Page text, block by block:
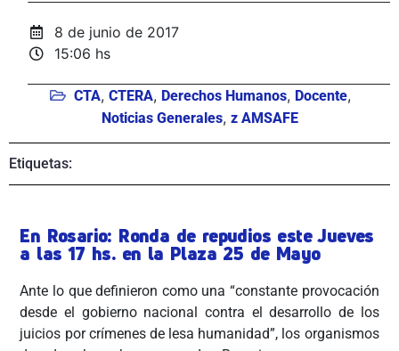
8 de junio de 2017
15:06 hs
CTA, CTERA, Derechos Humanos, Docente,
Noticias Generales, z AMSAFE
Etiquetas:
En Rosario: Ronda de repudios este Jueves
a las 17 hs. en la Plaza 25 de Mayo
Ante lo que definieron como una “constante provocación
desde el gobierno nacional contra el desarrollo de los
juicios por crímenes de lesa humanidad”, los organismos